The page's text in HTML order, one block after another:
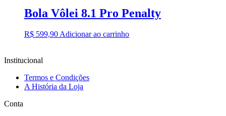
Bola Vôlei 8.1 Pro Penalty
R$ 599,90Adicionar ao carrinho
Institucional
Termos e Condições
A História da Loja
Conta